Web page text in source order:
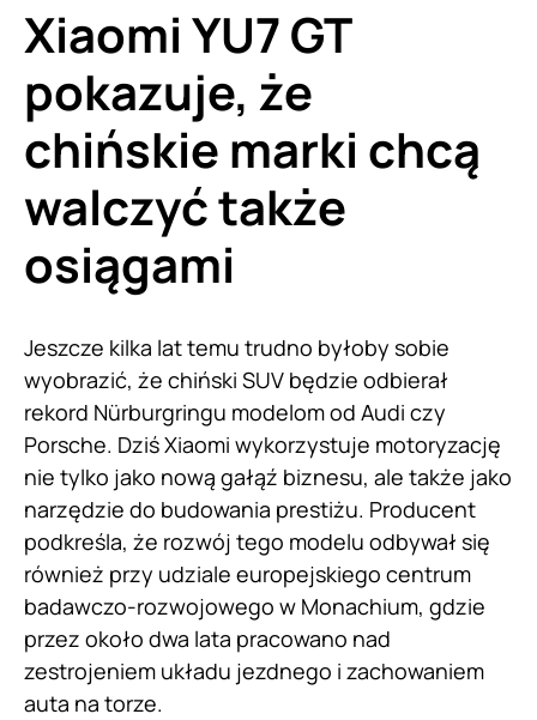
Xiaomi YU7 GT
pokazuje, że
chińskie marki chcą
walczyć także
osiągami
Jeszcze kilka lat temu trudno byłoby sobie
wyobrazić, że chiński SUV będzie odbierał
rekord Nürburgringu modelom od Audi czy
Porsche. Dziś Xiaomi wykorzystuje motoryzację
nie tylko jako nową gałąź biznesu, ale także jako
narzędzie do budowania prestiżu. Producent
podkreśla, że rozwój tego modelu odbywał się
również przy udziale europejskiego centrum
badawczo-rozwojowego w Monachium, gdzie
przez około dwa lata pracowano nad
zestrojeniem układu jezdnego i zachowaniem
auta na torze.